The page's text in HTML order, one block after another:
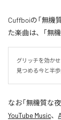
Cuffboiの「無機
た楽曲は、「無
グリッチを効かせ
見つめる今と半
なお「無機質な夜
YouTube Music、